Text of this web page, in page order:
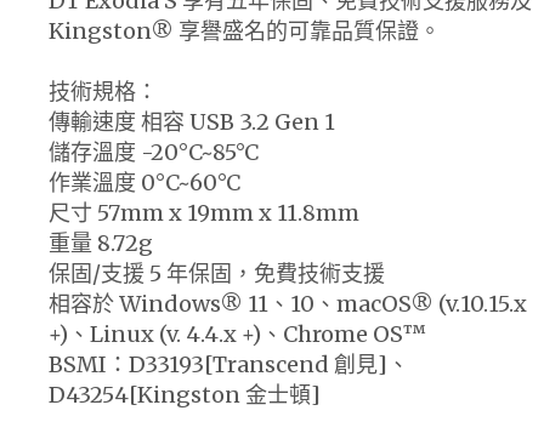
Kingston® 享譽盛名的可靠品質保證。
技術規格：
傳輸速度 相容 USB 3.2 Gen 1
儲存溫度 -20°C~85°C
作業溫度 0°C~60°C
尺寸 57mm x 19mm x 11.8mm
重量 8.72g
保固/支援 5 年保固，免費技術支援
相容於 Windows® 11、10、macOS® (v.10.15.x
+)、Linux (v. 4.4.x +)、Chrome OS™
BSMI：D33193[Transcend 創見]、
D43254[Kingston 金士頓]